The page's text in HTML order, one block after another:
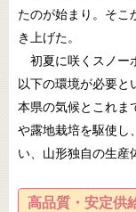
たのが始まり。そこ
き上げた。
初夏に咲くスノー
以下の環境が必要と
本県の気候とこれま
や露地栽培を駆使し
い、山形独自の生産
高品質・安定供